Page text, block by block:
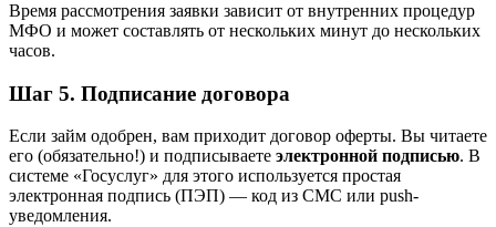
Время рассмотрения заявки зависит от внутренних процедур
МФО и может составлять от нескольких минут до нескольких
часов.
Шаг 5. Подписание договора
Если займ одобрен, вам приходит договор оферты. Вы читаете
его (обязательно!) и подписываете электронной подписью. В
системе «Госуслуг» для этого используется простая
электронная подпись (ПЭП) — код из СМС или push-
уведомления.